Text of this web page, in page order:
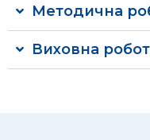
Методична
Виховна